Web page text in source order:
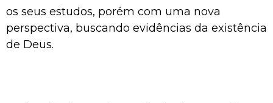
os seus estudos, porém com uma nova
perspectiva, buscando evidências da existência
de Deus.